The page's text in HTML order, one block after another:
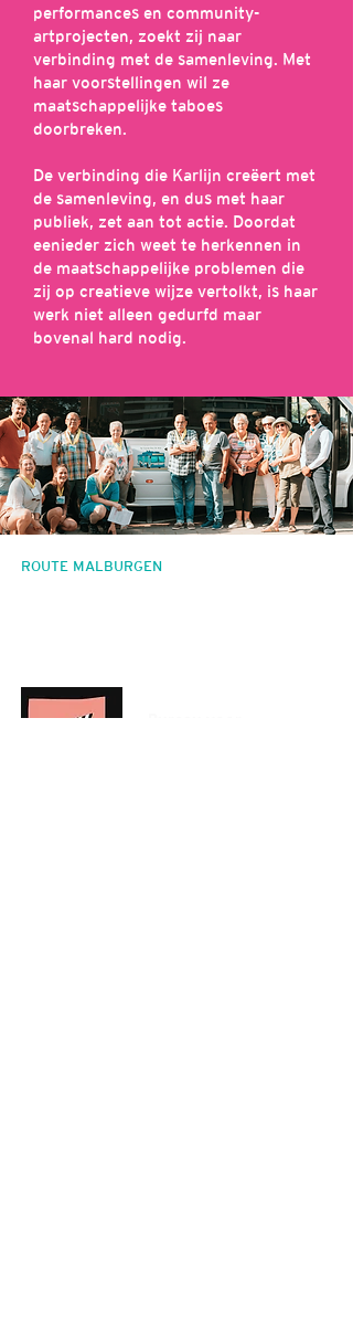
performances en community-
artprojecten, zoekt zij naar
verbinding met de samenleving. Met
haar voorstellingen wil ze
maatschappelijke taboes
doorbreken.
De verbinding die Karlijn creëert met
de samenleving, en dus met haar
publiek, zet aan tot actie. Doordat
eenieder zich weet te herkennen in
de maatschappelijke problemen die
zij op creatieve wijze vertolkt, is haar
werk niet alleen gedurfd maar
bovenal hard nodig.
ROUTE MALBURGEN